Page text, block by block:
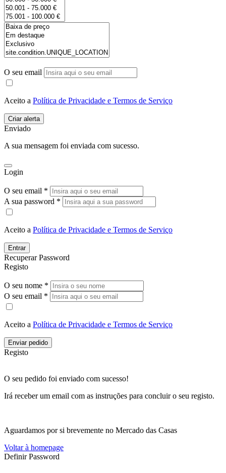
O seu email
Aceito a Política de Privacidade e Termos de Serviço
Enviado
A sua mensagem foi enviada com sucesso.
Login
O seu email *
A sua password *
Aceito a Política de Privacidade e Termos de Serviço
Entrar
Recuperar Password
Registo
O seu nome *
O seu email *
Aceito a Política de Privacidade e Termos de Serviço
Enviar pedido
Registo
O seu pedido foi enviado com sucesso!
Irá receber um email com as instruções para concluir o seu registo.
Aguardamos por si brevemente no Mercado das Casas
Voltar à homepage
Definir Password